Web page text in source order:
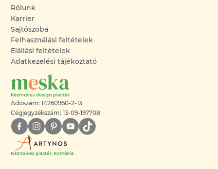
Rólunk
Karrier
Sajtószoba
Felhasználási feltételek
Elállási feltételek
Adatkezelési tájékoztató
Adószám: 14260960-2-13
Cégjegyzékszám: 13-09-197708
Kézműves piactér, Románia